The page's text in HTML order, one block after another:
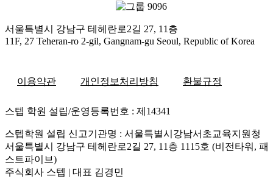
서울특별시 강남구 테헤란로2길 27, 11층
11F, 27 Teheran-ro 2-gil, Gangnam-gu Seoul, Republic of Korea
이용약관 개인정보처리방침 환불규정
스텝 학원 설립/운영등록번호 : 제14341
스텝학원 설립 신고기관명 : 서울특별시강남서초교육지원청
서울특별시 강남구 테헤란로2길 27, 11층 1115호 (비전타워, 패
스트파이브)
주식회사 스텝 | 대표 김경민